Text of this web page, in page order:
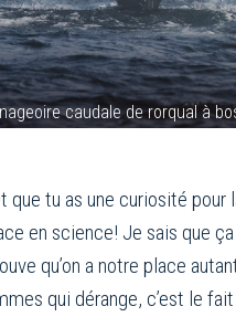
caudale de rorqual à
que tu as une curiosité
en science! Je sais que
qu’on a notre place
qui dérange, c’est le